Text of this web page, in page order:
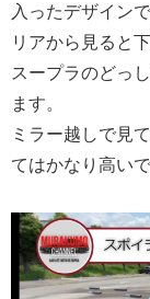
入ったデザインで
リアから見ると
スープラのどっ
ます。
ミラー越しで見
てはかなり高いで